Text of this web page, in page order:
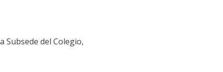
Subsede del Colegio,